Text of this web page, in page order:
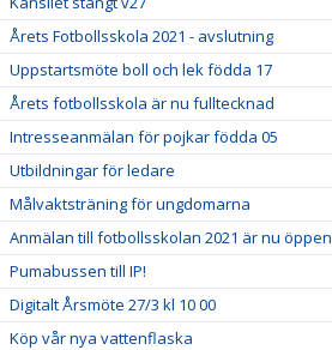
Årets Fotbollsskola 2021 - avslutning
Uppstartsmöte boll och lek födda 17
Årets fotbollsskola är nu fulltecknad
Intresseanmälan för pojkar födda 05
Utbildningar för ledare
Målvaktsträning för ungdomarna
Anmälan till fotbollsskolan 2021 är nu öppen
Pumabussen till IP!
Digitalt Årsmöte 27/3 kl 10 00
Köp vår nya vattenflaska